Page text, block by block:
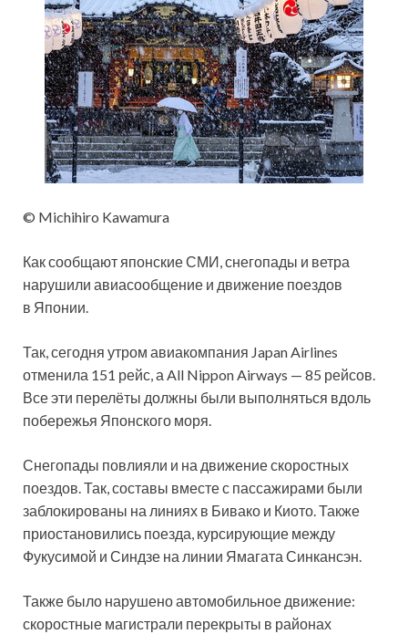
© Michihiro Kawamura
Как сообщают японские СМИ, снегопады и ветра
нарушили авиасообщение и движение поездов
в Японии.
Так, сегодня утром авиакомпания Japan Airlines
отменила 151 рейс, а All Nippon Airways — 85 рейсов.
Все эти перелёты должны были выполняться вдоль
побережья Японского моря.
Снегопады повлияли и на движение скоростных
поездов. Так, составы вместе с пассажирами были
заблокированы на линиях в Бивако и Киото. Также
приостановились поезда, курсирующие между
Фукусимой и Синдзе на линии Ямагата Синкансэн.
Также было нарушено автомобильное движение:
скоростные магистрали перекрыты в районах